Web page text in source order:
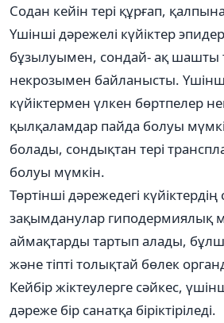
Содан кейін тері құрғап,
Үшінші дәрежелі күйіктер
бұзылуымен, сондай- ақ шашты
некрозымен байланысты.
күйіктермен үлкен бөртпелер
қылқаламдар пайда болуы
болады, сондықтан тері
болуы мүмкін.
Төртінші дәрежедегі күйіктердің
зақымданулар гиподермиялық
аймақтарды тартып алады,
және тіпті толықтай бөлек
Кейбір жіктеулерге сәйкес,
дәреже бір санатқа біріктіріледі.